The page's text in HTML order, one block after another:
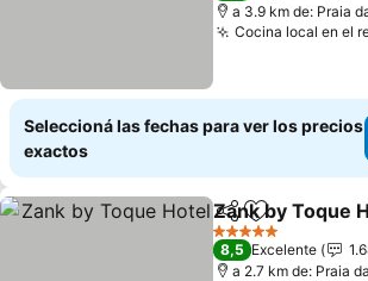
a 3.9 km de: Praia
Cocina local en el
Seleccioná las fechas para ver los precios
exactos
Compartir
Añadir a
Zank by Toque
5 Estrellas
8,5 Excelente
a 2.7 km de: Praia